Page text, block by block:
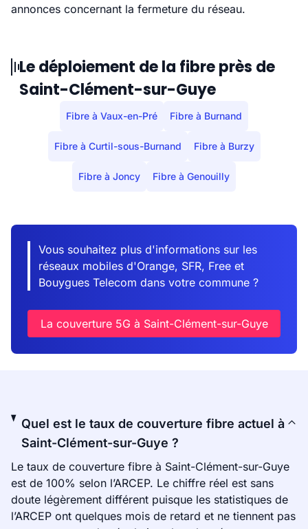
annonces concernant la fermeture du réseau.
Le déploiement de la fibre près de
Saint-Clément-sur-Guye
Fibre à Vaux-en-Pré Fibre à Burnand
Fibre à Curtil-sous-Burnand Fibre à Burzy
Fibre à Joncy Fibre à Genouilly
Vous souhaitez plus d'informations sur les
réseaux mobiles d'Orange, SFR, Free et
Bouygues Telecom dans votre commune ?
La couverture 5G à Saint-Clément-sur-Guye
Quel est le taux de couverture fibre actuel à
Saint-Clément-sur-Guye ?
Le taux de couverture fibre à Saint-Clément-sur-Guye
est de 100% selon l’ARCEP. Le chiffre réel est sans
doute légèrement différent puisque les statistiques de
l’ARCEP ont quelques mois de retard et ne tiennent pas